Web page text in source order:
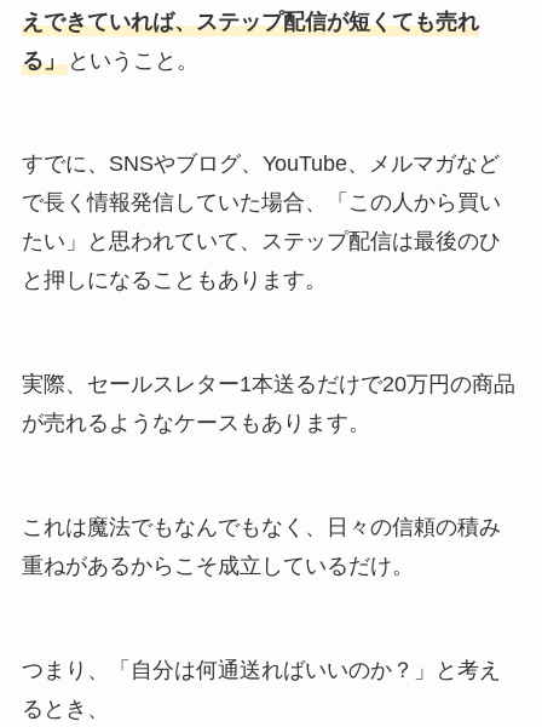
えできていれば、ステップ配信が短くても売れ
る」ということ。
すでに、SNSやブログ、YouTube、メルマガなど
で長く情報発信していた場合、「この人から買い
たい」と思われていて、ステップ配信は最後のひ
と押しになることもあります。
実際、セールスレター1本送るだけで20万円の商品
が売れるようなケースもあります。
これは魔法でもなんでもなく、日々の信頼の積み
重ねがあるからこそ成立しているだけ。
つまり、「自分は何通送ればいいのか？」と考え
るとき、